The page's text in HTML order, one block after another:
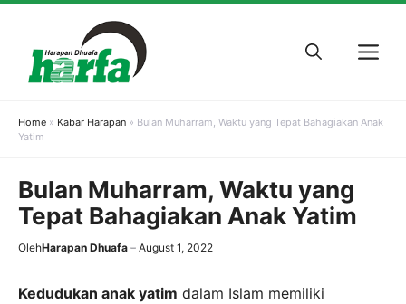
content
Home » Kabar Harapan » Bulan Muharram, Waktu yang Tepat Bahagiakan Anak
Yatim
Bulan Muharram, Waktu yang
Tepat Bahagiakan Anak Yatim
OlehHarapan Dhuafa August 1, 2022
Kedudukan anak yatim dalam Islam memiliki